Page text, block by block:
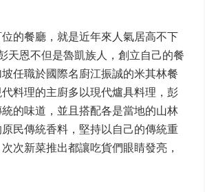
的餐廳，就是近年來人氣居高不下
天恩不但是魯凱族人，創立自己的餐
任職於國際名廚江振誠的米其林餐
料理的主廚多以現代爐具料理，彭
的味道，並且搭配各是當地的山林
民傳統香料，堅持以自己的傳統重
次新菜推出都讓吃貨們眼睛發亮，